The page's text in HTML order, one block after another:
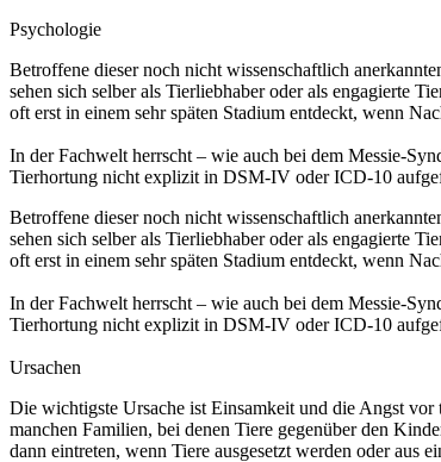
Psychologie
Betroffene dieser noch nicht wissenschaftlich
sehen sich selber als Tierliebhaber oder als engagierte
oft erst in einem sehr späten Stadium entdeckt, wenn
In der Fachwelt herrscht – wie auch bei dem Messie-
Tierhortung nicht explizit in DSM-IV oder ICD-10
Betroffene dieser noch nicht wissenschaftlich
sehen sich selber als Tierliebhaber oder als engagierte
oft erst in einem sehr späten Stadium entdeckt, wenn
In der Fachwelt herrscht – wie auch bei dem Messie-
Tierhortung nicht explizit in DSM-IV oder ICD-10
Ursachen
Die wichtigste Ursache ist Einsamkeit und die Angst vor
manchen Familien, bei denen Tiere gegenüber den
dann eintreten, wenn Tiere ausgesetzt werden oder aus